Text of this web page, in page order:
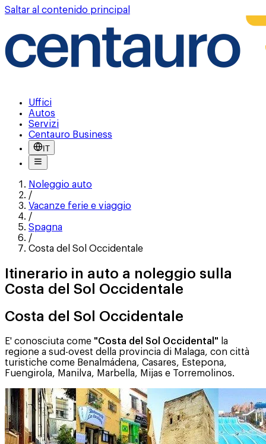
Saltar al contenido principal
Uffici
Autos
Servizi
Centauro Business
IT
Noleggio auto
/
Vacanze ferie e viaggio
/
Spagna
/
Costa del Sol Occidentale
Itinerario in auto a noleggio sulla
Costa del Sol Occidentale
Costa del Sol Occidentale
E' conosciuta come "Costa del Sol Occidental" la
regione a sud-ovest della provincia di Malaga, con città
turistiche come Benalmádena, Casares, Estepona,
Fuengirola, Manilva, Marbella, Mijas e Torremolinos.